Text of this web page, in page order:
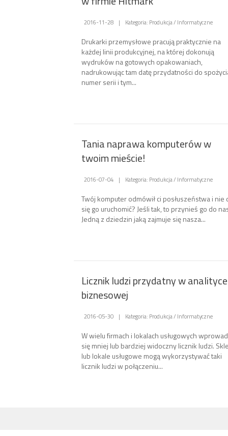
2016-11-28 | Kategoria: Produkcja / Informatyczne
Drukarki przemysłowe pracują praktycznie na
każdej linii produkcyjnej, na której dokonują
wydruków na gotowych opakowaniach,
nadrukowując tam datę przydatności do
numer serii i tym...
Tania naprawa komputerów w
twoim mieście!
2016-07-04 | Kategoria: Produkcja / Informatyczne
Twój komputer odmówił ci posłuszeństwa i nie
się go uruchomić? Jeśli tak, to przynieś go do
Jedną z dziedzin jaką zajmuje się nasza...
Licznik ludzi przydatny w analityce
biznesowej
2016-05-30 | Kategoria: Produkcja / Informatyczne
W wielu firmach i lokalach usługowych
się mniej lub bardziej widoczny licznik ludzi.
lub lokale usługowe mogą wykorzystywać taki
licznik ludzi w połączeniu...